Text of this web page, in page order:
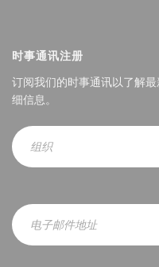
时事通讯注册
订阅我们的时事通讯以了解
细信息。